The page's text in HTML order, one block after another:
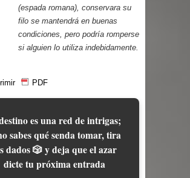
(espada romana), conservara su
filo se mantendrá en buenas
condiciones, pero podría romperse
si alguien lo utiliza indebidamente.
PDF
es una red de intrigas;
sabes qué senda tomar, tira
dados 🎲 y deja que el azar
dicte tu próxima entrada